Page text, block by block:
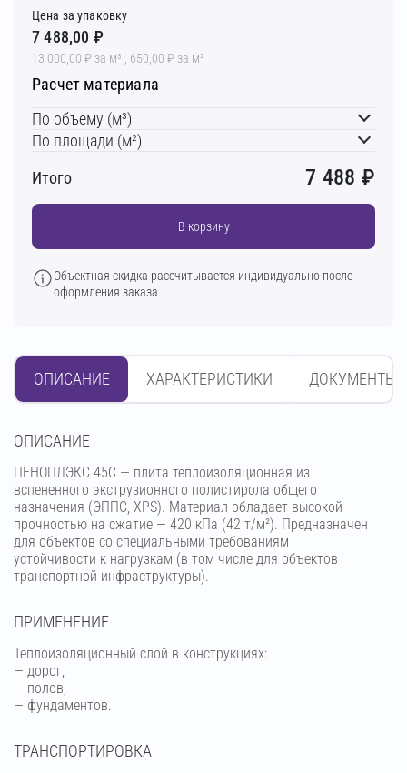
Цена за упаковку
7 488,00 ₽
13 000,00 ₽ за м³ , 650,00 ₽ за м²
Расчет материала
По объему (м³)
По площади (м²)
Итого
7 488 ₽
В корзину
Объектная скидка рассчитывается индивидуально после
оформления заказа.
ОПИСАНИЕ ХАРАКТЕРИСТИКИ ДОКУМЕНТЫ
OПИСАНИЕ
ПЕНОПЛЭКС 45С — плита теплоизоляционная из
вспененного экструзионного полистирола общего
назначения (ЭППС, XPS). Материал обладает высокой
прочностью на сжатие — 420 кПа (42 т/м²). Предназначен
для объектов со специальными требованиям
устойчивости к нагрузкам (в том числе для объектов
транспортной инфраструктуры).
ПРИМЕНЕНИЕ
Теплоизоляционный слой в конструкциях:
— дорог,
— полов,
— фундаментов.
ТРАНСПОРТИРОВКА